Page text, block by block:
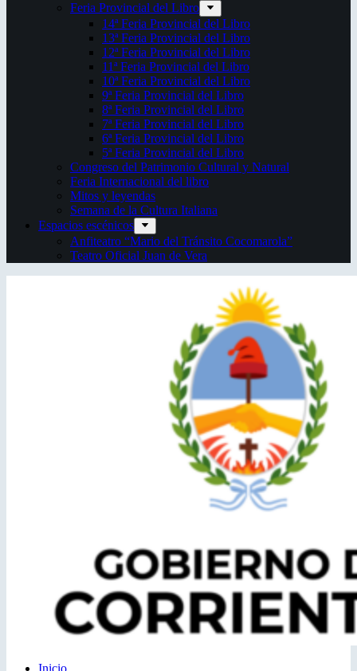
Feria Provincial del Libro
14ª Feria Provincial del Libro
13ª Feria Provincial del Libro
12ª Feria Provincial del Libro
11ª Feria Provincial del Libro
10ª Feria Provincial del Libro
9ª Feria Provincial del Libro
8ª Feria Provincial del Libro
7ª Feria Provincial del Libro
6ª Feria Provincial del Libro
5ª Feria Provincial del Libro
Congreso del Patrimonio Cultural y Natural
Feria Internacional del libro
Mitos y leyendas
Semana de la Cultura Italiana
Espacios escénicos
Anfiteatro “Mario del Tránsito Cocomarola”
Teatro Oficial Juan de Vera
Inicio